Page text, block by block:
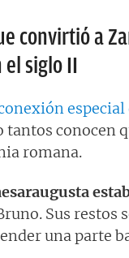
convirtió a
el siglo II
especial
tantos conocen
romana.
Sus restos
una parte